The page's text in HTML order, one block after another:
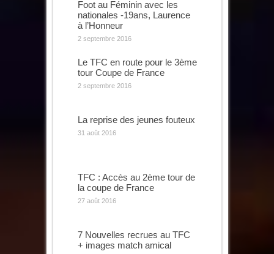
Foot au Féminin avec les
nationales -19ans, Laurence
à l’Honneur
2 septembre 2016
Le TFC en route pour le 3ème
tour Coupe de France
2 septembre 2016
La reprise des jeunes fouteux
31 août 2016
TFC : Accès au 2ème tour de
la coupe de France
27 août 2016
7 Nouvelles recrues au TFC
+ images match amical